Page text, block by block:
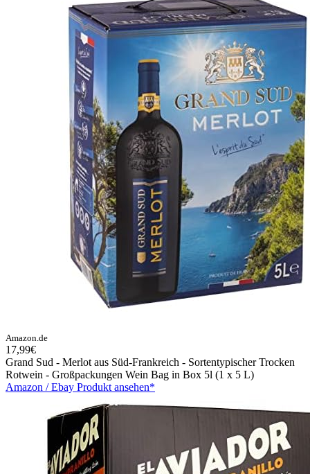
Amazon.de
17,99€
Grand Sud - Merlot aus Süd-Frankreich - Sortentypischer Trocken
Rotwein - Großpackungen Wein Bag in Box 5l (1 x 5 L)
Amazon / Ebay Produkt ansehen*